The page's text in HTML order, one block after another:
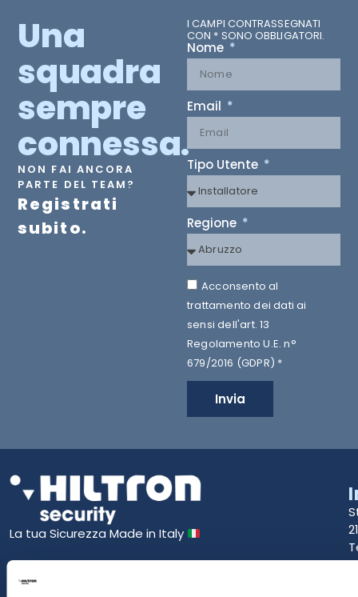
Una
squadra
sempre
connessa.
NON FAI ANCORA
PARTE DEL TEAM?
Registrati
subito.
I CAMPI CONTRASSEGNATI
CON * SONO OBBLIGATORI.
Nome
Email
Tipo Utente
Regione
Acconsento al
trattamento dei dati ai
sensi dell'art. 13
Regolamento U.E. n°
679/2016 (GDPR) *
Invia
La tua Sicurezza Made in Italy